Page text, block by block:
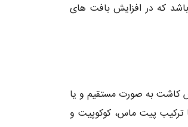
که در افزایش بافت های
کاشت به صورت مستقیم و یا
ترکیب پیت ماس، کوکوپیت و